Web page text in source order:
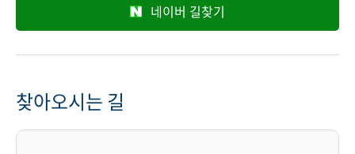
네이버 길찾기
찾아오시는 길